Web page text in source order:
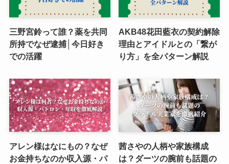
三野宮鈴って誰？薬を共同
所持でなぜ逮捕│今日好き
での活躍
AKB48花田藍衣の契約解除
理由とアイドルとの「繋が
り方」を全パターン解説
アレン様はなにもの？なぜ
お金持ちなのか収入源・パ
茜さやの人柄や家族構成
は？ダーツの腕前も話題の